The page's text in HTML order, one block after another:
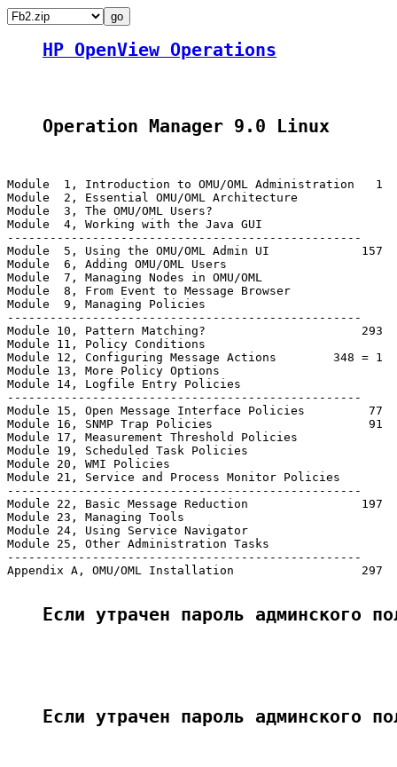
HP OpenView Operations
Operation Manager 9.0 Linux
Module  1, Introduction to OMU/OML Administration   1
Module  2, Essential OMU/OML Architecture
Module  3, The OMU/OML Users?
Module  4, Working with the Java GUI
--------------------------------------------------
Module  5, Using the OMU/OML Admin UI             157
Module  6, Adding OMU/OML Users
Module  7, Managing Nodes in OMU/OML
Module  8, From Event to Message Browser
Module  9, Managing Policies
--------------------------------------------------
Module 10, Pattern Matching?                      293
Module 11, Policy Conditions
Module 12, Configuring Message Actions        348 = 1
Module 13, More Policy Options
Module 14, Logfile Entry Policies
--------------------------------------------------
Module 15, Open Message Interface Policies         77
Module 16, SNMP Trap Policies                      91
Module 17, Measurement Threshold Policies
Module 19, Scheduled Task Policies
Module 20, WMI Policies
Module 21, Service and Process Monitor Policies
--------------------------------------------------
Module 22, Basic Message Reduction                197
Module 23, Managing Tools
Module 24, Using Service Navigator
Module 25, Other Administration Tasks
--------------------------------------------------
Appendix A, OMU/OML Installation                  297
Если утрачен пароль админского
Если утрачен пароль админского